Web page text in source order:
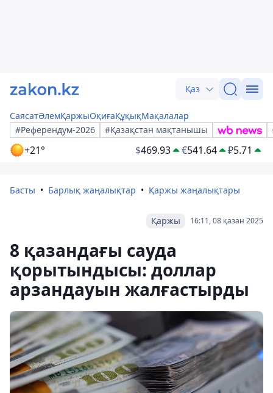
Қаз
СаясатӘлемҚаржыОқиғаҚұқықМақалалар
#Референдум-2026
#Қазақстан мақтанышы
+21° $469.93 €541.64 ₽5.71
Басты Барлық жаңалықтар Қаржы жаңалықтары
16:11, 08 қазан 2025
Қаржы
8 қазандағы сауда
қорытындысы: доллар
арзандауын жалғастырды